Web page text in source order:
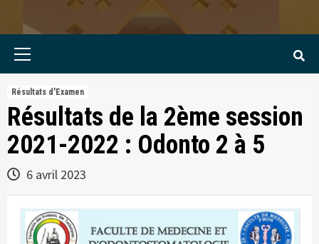
Résultats d'Examen
Résultats de la 2ème session
2021-2022 : Odonto 2 à 5
6 avril 2023